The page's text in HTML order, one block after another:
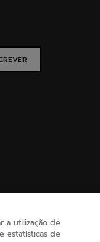
a utilização de
estatísticas de